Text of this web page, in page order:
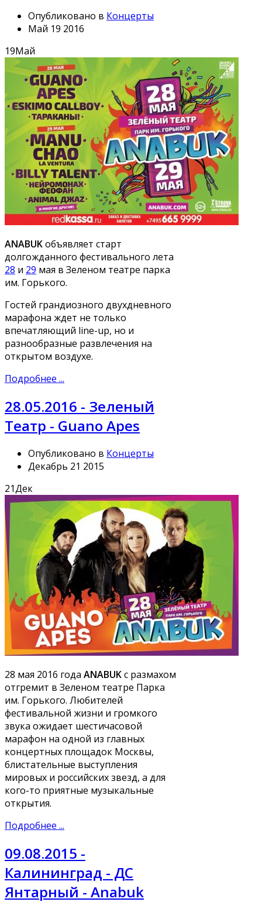
Опубликовано в Концерты
Май 19 2016
19Май
ANABUKобъявляет старт
долгожданного фестивального лета
28 и 29 мая в Зеленом театре парка
им. Горького.
Гостей грандиозного двухдневного
марафона ждет не только
впечатляющий line-up, но и
разнообразные развлечения на
открытом воздухе.
Подробнее ...
28.05.2016 - Зеленый
Театр - Guano Apes
Опубликовано в Концерты
Декабрь 21 2015
21Дек
28 мая 2016 года ANABUKс размахом
отгремит в Зеленом театре Парка
им. Горького. Любителей
фестивальной жизни и громкого
звука ожидает шестичасовой
марафон на одной из главных
концертных площадок Москвы,
блистательные выступления
мировых и российских звезд, а для
кого-то приятные музыкальные
открытия.
Подробнее ...
09.08.2015 -
Калининград - ДС
Янтарный - Anabuk